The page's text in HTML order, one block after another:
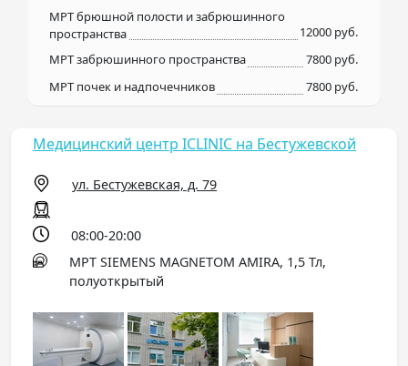
МРТ брюшной полости и забрюшинного
пространства
12000 руб.
МРТ забрюшинного пространства
7800 руб.
МРТ почек и надпочечников
7800 руб.
Медицинский центр ICLINIC на Бестужевской
ул. Бестужевская, д. 79
08:00-20:00
МРТ SIEMENS MAGNETOM AMIRA, 1,5 Тл,
полуоткрытый